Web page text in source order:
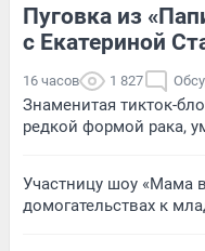
Пуговка из
с Екатериной
16 часов 1 827
Знаменитая тикток-
редкой формой рака,
Участницу шоу «Мама
домогательствах к